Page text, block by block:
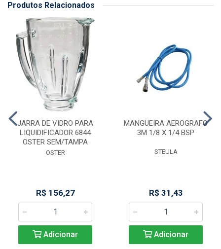
Produtos Relacionados
JARRA DE VIDRO PARA
LIQUIDIFICADOR 6844
OSTER SEM/TAMPA
OSTER
R$ 156,27
Adicionar
MANGUEIRA AEROGRAFO
3M 1/8 X 1/4 BSP
STEULA
R$ 31,43
Adicionar